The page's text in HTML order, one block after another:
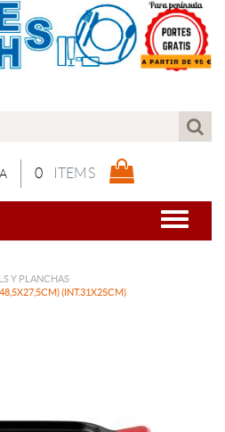
0 ITEMS
Y PLANCHAS
(INT.31X25CM)